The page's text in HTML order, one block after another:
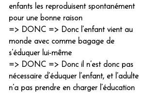
enfants les reproduisent spontanément
pour une bonne raison
=> DONC => Donc l’enfant vient au
monde avec comme bagage de
s’éduquer lui-même
=> DONC => Donc il n’est donc pas
nécessaire d’éduquer l’enfant, et l’adulte
n’a pas prendre en charger l’éducation